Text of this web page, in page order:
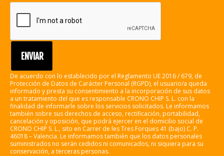
De acuerdo con lo establecido por el Reglamento UE 2016 / 679, de
Protección de Datos de Carácter Personal (RGPD), el usuario/a queda
informado y presta su consentimiento a la incorporación de sus datos
a un tratamiento del que es responsable CRONO CHIP S. L. con la
finalidad de informarle sobre los servicios solicitados. Le informamos
también sobre sus derechos de acceso, rectificación, portabilidad,
cancelación y oposición, que podrá ejercer en el domicilio social de
CRONO CHIP S. L., sito en Carrer de les Tres Forques 41 (bajo) C. P.
46018 – Valencia. Le informamos también que los datos personales
suministrados no serán cedidos ni comunicados, ni siquiera para su
conservación, a terceras personas.